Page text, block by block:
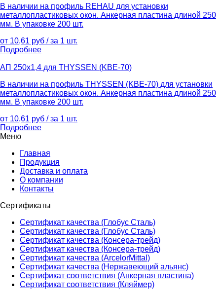
В наличии на профиль REHAU для установки
металлопластиковых окон. Анкерная пластина длиной 250
мм. В упаковке 200 шт.
от 10,61 руб / за 1 шт.
Подробнее
АП 250х1,4 для THYSSEN (KBE-70)
В наличии на профиль THYSSEN (KBE-70) для установки
металлопластиковых окон. Анкерная пластина длиной 250
мм. В упаковке 200 шт.
от 10,61 руб / за 1 шт.
Подробнее
Меню
Главная
Продукция
Доставка и оплата
О компании
Контакты
Сертификаты
Сертификат качества (Глобус Сталь)
Сертификат качества (Глобус Сталь)
Сертификат качества (Консера-трейд)
Сертификат качества (Консера-трейд)
Сертификат качества (ArcelorMittal)
Сертификат качества (Нержавеющий альянс)
Сертификат соответствия (Анкерная пластина)
Сертификат соответствия (Кляймер)